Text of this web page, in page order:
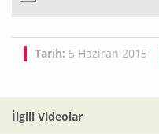
Tarih: 5 Haziran 2015
İlgili Videolar